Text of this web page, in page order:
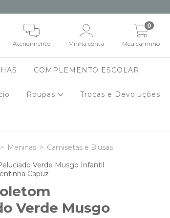
Atendimento Minha conta Meu carrinho
0
COMPLEMENTO ESCOLAR
Roupas Trocas e Devoluções
> Meninas > Camisetas e Blusas
Verde Musgo Infantil
Capuz
Verde Musgo